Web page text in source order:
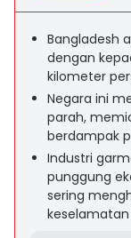
Bangladesh
dengan
kilometer
Negara ini
parah,
berdampak
Industri
punggung
sering
keselamatan